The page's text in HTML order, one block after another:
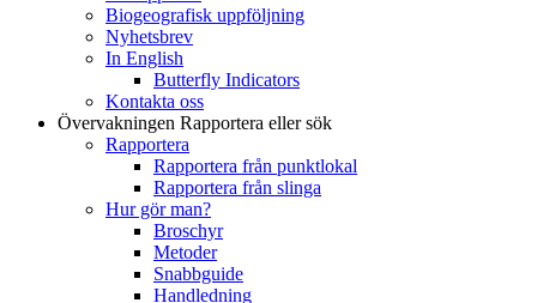
Biogeografisk uppföljning
Nyhetsbrev
In English
Butterfly Indicators
Kontakta oss
Övervakningen Rapportera eller sök
Rapportera
Rapportera från punktlokal
Rapportera från slinga
Hur gör man?
Broschyr
Metoder
Snabbguide
Handledning